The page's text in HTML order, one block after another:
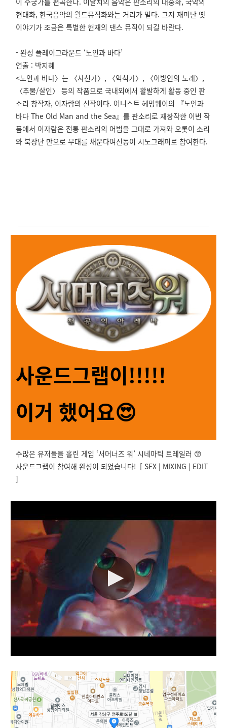
현대화, 한국음악의 월드뮤직화와는 거리가 멀다. 그저 재미난 옛
이야기가 조금은 특별한 현재의 댄스 뮤직이 되길 바란다.
- 완성 플레이그라운드 ‘노인과 바다’
연출 : 박지혜
<노인과 바다〉는 〈사천가〉, 〈억척가〉, 〈이방인의 노래〉,
〈추물/살인〉 등의 작품으로 국내외에서 활발하게 활동 중인 판
소리 창작자, 이자람의 신작이다. 어니스트 헤밍웨이의 『노인과
바다 The Old Man and the Sea』를 판소리로 재창작한 이번 작
품에서 이자람은 전통 판소리의 어법을 그대로 가져와 오롯이 소리
와 북장단 만으로 무대를 채운다여신동이 시노그래퍼로 참여한다.
사운드그랩이!!!!!
이거 했어요😍
수많은 유저들을 홀린 게임 ‘서머너즈 워’ 시네마틱 트레일러 😙
사운드그랩이 참여해 완성이 되었습니다! [ SFX | MIXING | EDIT
]